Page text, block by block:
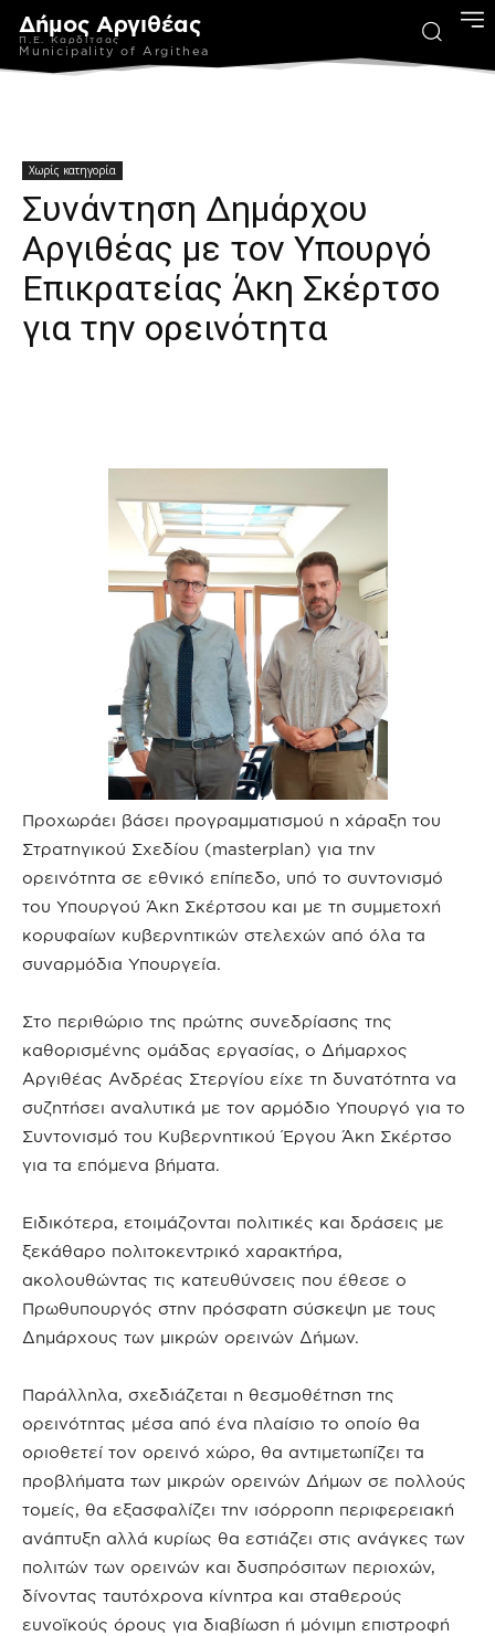
Δήμος Αργιθέας
Π.Ε. Καρδίτσας
Municipality of Argithea
Χωρίς κατηγορία
Συνάντηση Δημάρχου
Αργιθέας με τον Υπουργό
Επικρατείας Άκη Σκέρτσο
για την ορεινότητα
Προχωράει βάσει προγραμματισμού η χάραξη του
Στρατηγικού Σχεδίου (masterplan) για την
ορεινότητα σε εθνικό επίπεδο, υπό το συντονισμό
του Υπουργού Άκη Σκέρτσου και με τη συμμετοχή
κορυφαίων κυβερνητικών στελεχών από όλα τα
συναρμόδια Υπουργεία.
Στο περιθώριο της πρώτης συνεδρίασης της
καθορισμένης ομάδας εργασίας, ο Δήμαρχος
Αργιθέας Ανδρέας Στεργίου είχε τη δυνατότητα να
συζητήσει αναλυτικά με τον αρμόδιο Υπουργό για το
Συντονισμό του Κυβερνητικού Έργου Άκη Σκέρτσο
για τα επόμενα βήματα.
Ειδικότερα, ετοιμάζονται πολιτικές και δράσεις με
ξεκάθαρο πολιτοκεντρικό χαρακτήρα,
ακολουθώντας τις κατευθύνσεις που έθεσε ο
Πρωθυπουργός στην πρόσφατη σύσκεψη με τους
Δημάρχους των μικρών ορεινών Δήμων.
Παράλληλα, σχεδιάζεται η θεσμοθέτηση της
ορεινότητας μέσα από ένα πλαίσιο το οποίο θα
οριοθετεί τον ορεινό χώρο, θα αντιμετωπίζει τα
προβλήματα των μικρών ορεινών Δήμων σε πολλούς
τομείς, θα εξασφαλίζει την ισόρροπη περιφερειακή
ανάπτυξη αλλά κυρίως θα εστιάζει στις ανάγκες των
πολιτών των ορεινών και δυσπρόσιτων περιοχών,
δίνοντας ταυτόχρονα κίνητρα και σταθερούς
ευνοϊκούς όρους για διαβίωση ή μόνιμη επιστροφή